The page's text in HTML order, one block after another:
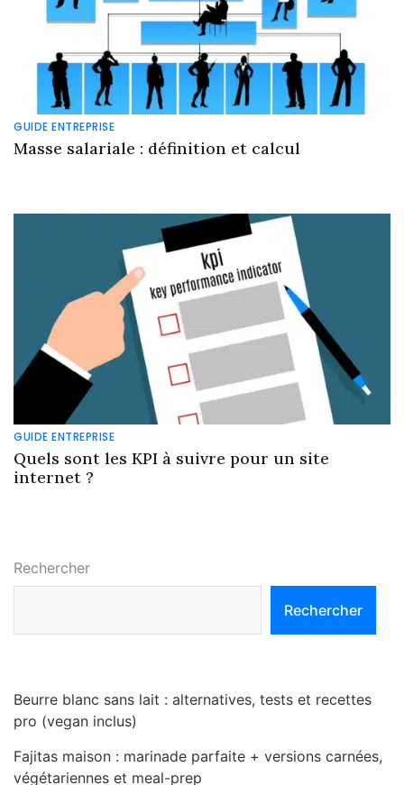
GUIDE ENTREPRISE
Masse salariale : définition et calcul
GUIDE ENTREPRISE
Quels sont les KPI à suivre pour un site
internet ?
Rechercher
Rechercher
Beurre blanc sans lait : alternatives, tests et recettes
pro (vegan inclus)
Fajitas maison : marinade parfaite + versions carnées,
végétariennes et meal-prep